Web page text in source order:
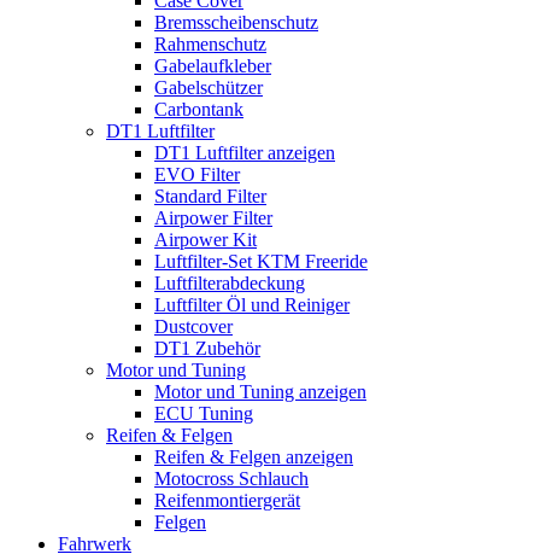
Bremsscheibenschutz
Rahmenschutz
Gabelaufkleber
Gabelschützer
Carbontank
DT1 Luftfilter
DT1 Luftfilter anzeigen
EVO Filter
Standard Filter
Airpower Filter
Airpower Kit
Luftfilter-Set KTM Freeride
Luftfilterabdeckung
Luftfilter Öl und Reiniger
Dustcover
DT1 Zubehör
Motor und Tuning
Motor und Tuning anzeigen
ECU Tuning
Reifen & Felgen
Reifen & Felgen anzeigen
Motocross Schlauch
Reifenmontiergerät
Felgen
Fahrwerk